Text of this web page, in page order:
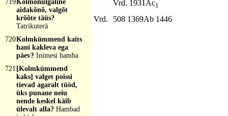
719Kolmõnulgaline
aidakõnõ, valgõt
krõõte täüs?
Tatrikuterä
720Kolmkümmend kaits
hani kakleva ega
päev? Inimesi hamba
721 [Kolmkümmend
kaks] valget poissi
tievad agaralt tüöd,
üks punane neiu
nende keskel käib
ülevalt alla? Hambad
Vrd. 1931Ac1
Vrd. 508 1369Ab 1446